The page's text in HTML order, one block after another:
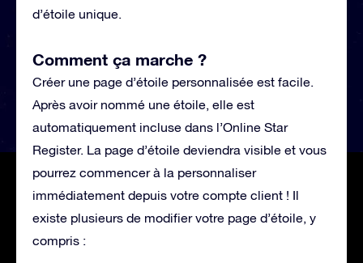
d’étoile unique.
Comment ça marche ?
Créer une page d’étoile personnalisée est facile.
Après avoir nommé une étoile, elle est
automatiquement incluse dans l’Online Star
Register. La page d’étoile deviendra visible et vous
pourrez commencer à la personnaliser
immédiatement depuis votre compte client ! Il
existe plusieurs de modifier votre page d’étoile, y
compris :